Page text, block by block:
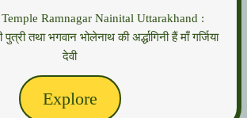
Ramnagar Nainital Uttarakhand :
पुत्री तथा भगवान भोलेनाथ की अर्द्धागिनी हैं माँ गर्जिया
देवी
Explore